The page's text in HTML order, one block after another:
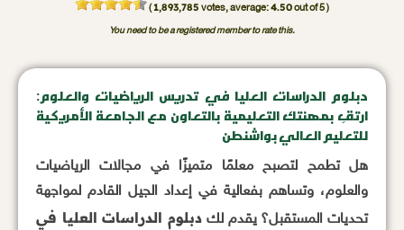
(1,893,785 votes, average:4.50out of 5 )
You need to be a registered member to rate this.
دبلوم الدراسات العليا في تدريس الرياضيات والعلوم:
ارتقِ بمهنتك التعليمية بالتعاون مع الجامعة الأمريكية
للتعليم العالي بواشنطن
هل تطمح لتصبح معلمًا متميزًا في مجالات الرياضيات
والعلوم، وتساهم بفعالية في إعداد الجيل القادم لمواجهة
تحديات المستقبل؟ يقدم لك دبلوم الدراسات العليا في